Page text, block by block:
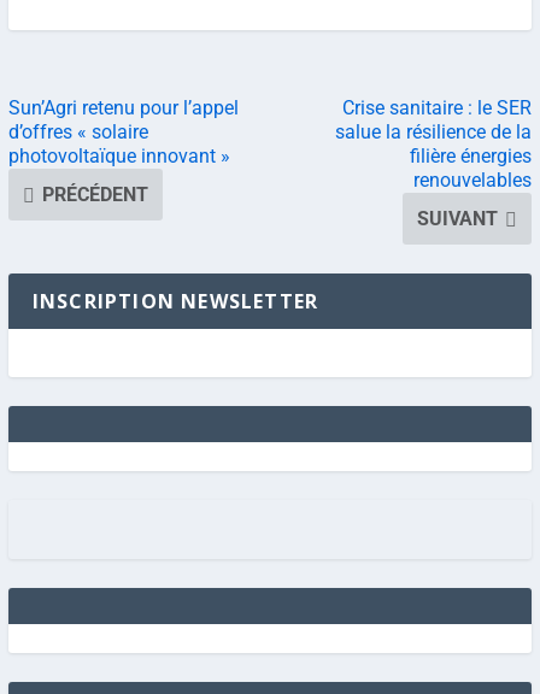
Sun’Agri retenu pour l’appel
d’offres « solaire
photovoltaïque innovant »
PRÉCÉDENT
Crise sanitaire : le SER
salue la résilience de la
filière énergies
renouvelables
SUIVANT
INSCRIPTION NEWSLETTER